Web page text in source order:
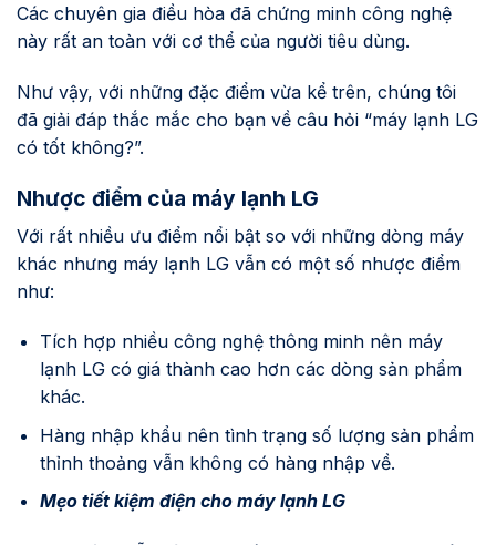
Các chuyên gia điều hòa đã chứng minh công nghệ
này rất an toàn với cơ thể của người tiêu dùng.
Như vậy, với những đặc điểm vừa kể trên, chúng tôi
đã giải đáp thắc mắc cho bạn về câu hỏi “máy lạnh LG
có tốt không?”.
Nhược điểm của máy lạnh LG
Với rất nhiều ưu điểm nổi bật so với những dòng máy
khác nhưng máy lạnh LG vẫn có một số nhược điểm
như:
Tích hợp nhiều công nghệ thông minh nên máy
lạnh LG có giá thành cao hơn các dòng sản phẩm
khác.
Hàng nhập khẩu nên tình trạng số lượng sản phẩm
thỉnh thoảng vẫn không có hàng nhập về.
Mẹo tiết kiệm điện cho máy lạnh LG